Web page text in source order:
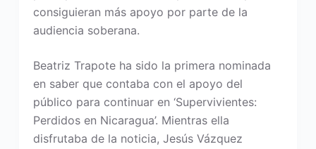
consiguieran más apoyo por parte de la
audiencia soberana.
Beatriz Trapote ha sido la primera nominada
en saber que contaba con el apoyo del
público para continuar en ‘Supervivientes:
Perdidos en Nicaragua’. Mientras ella
disfrutaba de la noticia, Jesús Vázquez